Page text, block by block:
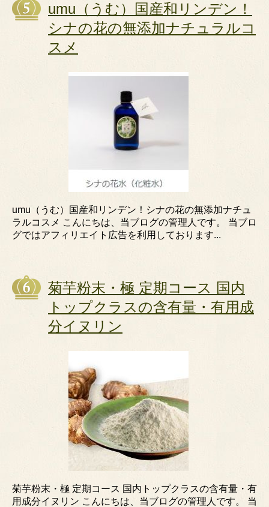
umu（うむ）国産和リンデン！
シナの花の無添加ナチュラルコ
スメ
umu（うむ）国産和リンデン！シナの花の無添加ナチュ
ラルコスメ こんにちは、当ブログの管理人です。 当ブロ
グではアフィリエイト広告を利用しております...
菊芋粉末・極 定期コース 国内
トップクラスの含有量・有用成
分イヌリン
菊芋粉末・極 定期コース 国内トップクラスの含有量・有
用成分イヌリン こんにちは、当ブログの管理人です。 当